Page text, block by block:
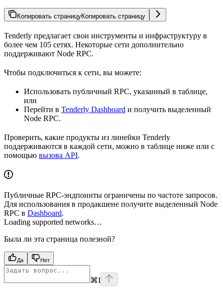
Копировать страницуКопировать страницу
Tenderly предлагает свои инструменты и инфраструктуру в
более чем 105 сетях. Некоторые сети дополнительно
поддерживают Node RPC.
Чтобы подключиться к сети, вы можете:
Использовать публичный RPC, указанный в таблице,
или
Перейти в Tenderly Dashboard и получить выделенный
Node RPC.
Проверить, какие продукты из линейки Tenderly
поддерживаются в каждой сети, можно в таблице ниже или с
помощью вызова API.
Публичные RPC-эндпоинты ограничены по частоте запросов.
Для использования в продакшене получите выделенный Node
RPC в Dashboard.
Loading supported networks…
Была ли эта страница полезной?
Да Нет
⌘I